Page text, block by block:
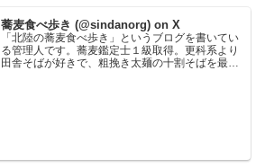
蕎麦食べ歩き (@sindanorg) on X
「北陸の蕎麦食べ歩き」というブログを書いてい
る管理人です。蕎麦鑑定士１級取得。更科系より
田舎そばが好きで、粗挽き太麺の十割そばを最も